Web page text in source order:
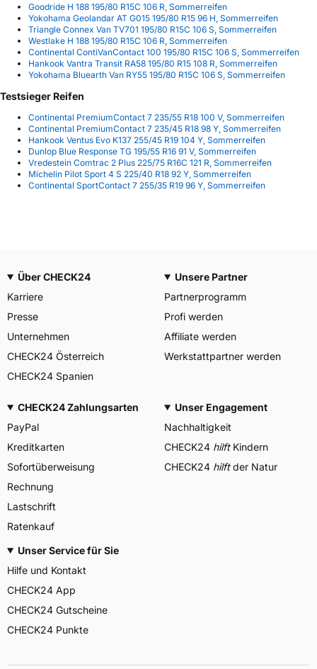
Goodride H 188 195/80 R15C 106 R, Sommerreifen
Yokohama Geolandar AT G015 195/80 R15 96 H, Sommerreifen
Triangle Connex Van TV701 195/80 R15C 106 S, Sommerreifen
Westlake H 188 195/80 R15C 106 R, Sommerreifen
Continental ContiVanContact 100 195/80 R15C 106 S, Sommerreifen
Hankook Vantra Transit RA58 195/80 R15 108 R, Sommerreifen
Yokohama Bluearth Van RY55 195/80 R15C 106 S, Sommerreifen
Testsieger Reifen
Continental PremiumContact 7 235/55 R18 100 V, Sommerreifen
Continental PremiumContact 7 235/45 R18 98 Y, Sommerreifen
Hankook Ventus Evo K137 255/45 R19 104 Y, Sommerreifen
Dunlop Blue Response TG 195/55 R16 91 V, Sommerreifen
Vredestein Comtrac 2 Plus 225/75 R16C 121 R, Sommerreifen
Michelin Pilot Sport 4 S 225/40 R18 92 Y, Sommerreifen
Continental SportContact 7 255/35 R19 96 Y, Sommerreifen
Über CHECK24
Karriere
Presse
Unternehmen
CHECK24 Österreich
CHECK24 Spanien
Unsere Partner
Partnerprogramm
Profi werden
Affiliate werden
Werkstattpartner werden
CHECK24 Zahlungsarten
PayPal
Kreditkarten
Sofortüberweisung
Rechnung
Lastschrift
Ratenkauf
Unser Engagement
Nachhaltigkeit
CHECK24 hilftKindern
CHECK24 hilftder Natur
Unser Service für Sie
Hilfe und Kontakt
CHECK24 App
CHECK24 Gutscheine
CHECK24 Punkte